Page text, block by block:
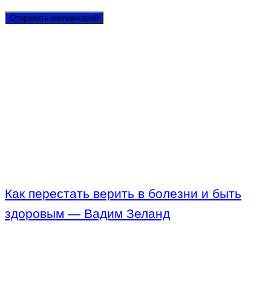
Как перестать верить в болезни и быть
здоровым — Вадим Зеланд